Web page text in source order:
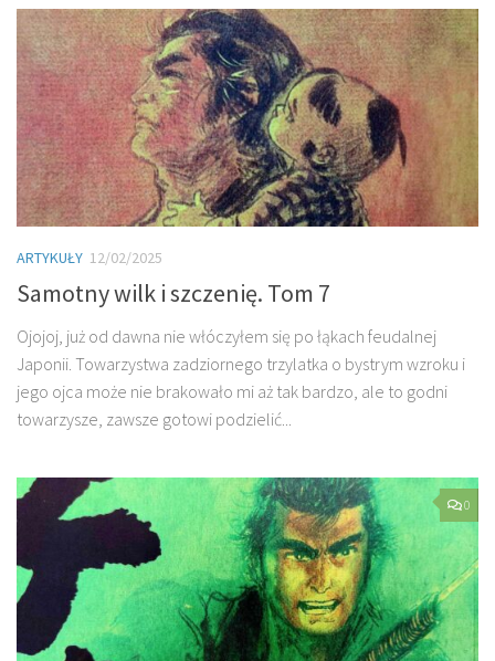
ARTYKUŁY 12/02/2025
Samotny wilk i szczenię. Tom 7
Ojojoj, już od dawna nie włóczyłem się po łąkach feudalnej
Japonii. Towarzystwa zadziornego trzylatka o bystrym wzroku i
jego ojca może nie brakowało mi aż tak bardzo, ale to godni
towarzysze, zawsze gotowi podzielić...
0